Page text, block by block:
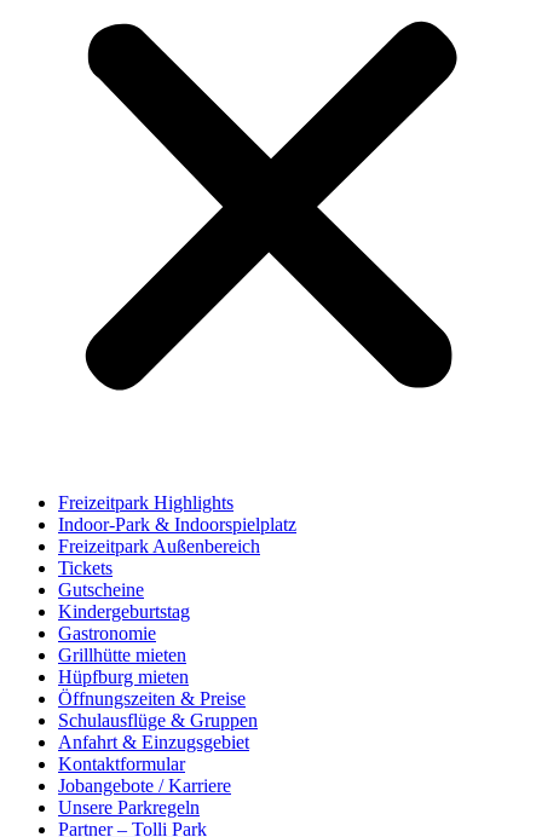
Freizeitpark Highlights
Indoor-Park & Indoorspielplatz
Freizeitpark Außenbereich
Tickets
Gutscheine
Kindergeburtstag
Gastronomie
Grillhütte mieten
Hüpfburg mieten
Öffnungszeiten & Preise
Schulausflüge & Gruppen
Anfahrt & Einzugsgebiet
Kontaktformular
Jobangebote / Karriere
Unsere Parkregeln
Partner – Tolli Park